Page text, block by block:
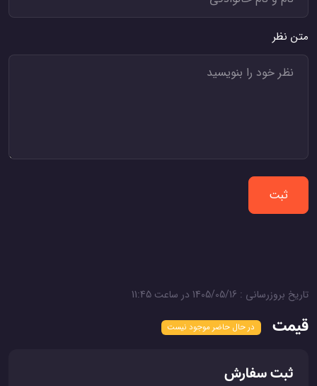
متن نظر
ثبت
تاریخ بروزرسانی : 1405/05/16 در ساعت 11:45
قیمت در حال حاضر موجود نیست
ثبت سفارش